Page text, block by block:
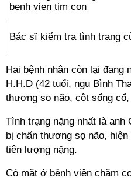
Bác sĩ kiểm tra tình trạng
Hai bệnh nhân còn lại đang
H.H.D (42 tuổi, ngụ Bình
thương sọ não, cột sống
Tình trạng nặng nhất là anh
bị chấn thương sọ não,
tiên lượng nặng.
Có mặt ở bệnh viện chăm